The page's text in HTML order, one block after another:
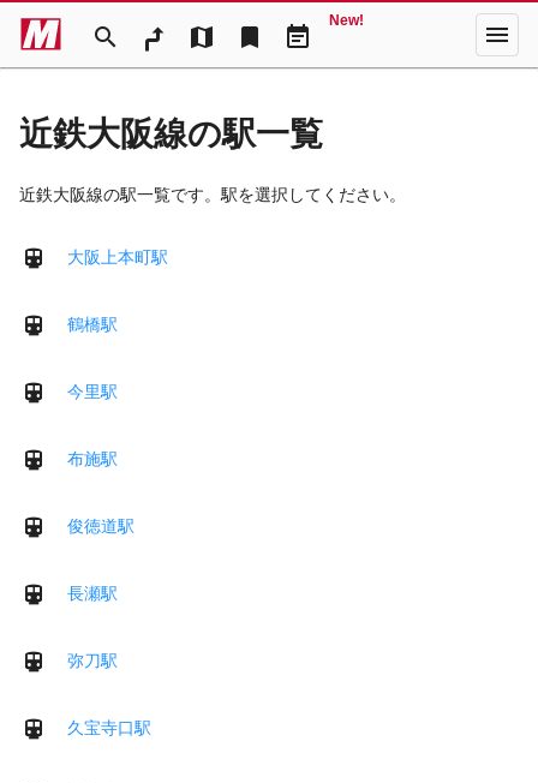
search map bookmark event_note
New! menu
近鉄大阪線の駅一覧
近鉄大阪線の駅一覧です。駅を選択してください。
大阪上本町駅
鶴橋駅
今里駅
布施駅
俊徳道駅
長瀬駅
弥刀駅
久宝寺口駅